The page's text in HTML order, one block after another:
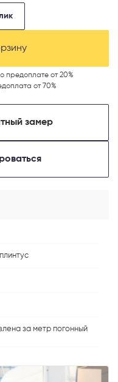
предоплате от 20%
от 70%
замер
за метр погонный